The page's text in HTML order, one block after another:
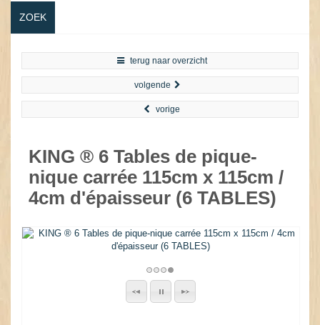
ZOEK
terug naar overzicht
volgende
vorige
KING ® 6 Tables de pique-
nique carrée 115cm x 115cm /
4cm d'épaisseur (6 TABLES)